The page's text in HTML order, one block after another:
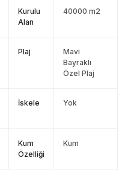
Kurulu
Alan
40000 m2
Plaj
Mavi
Bayraklı
Özel Plaj
İskele Yok
Kum
Özelliği
Kum